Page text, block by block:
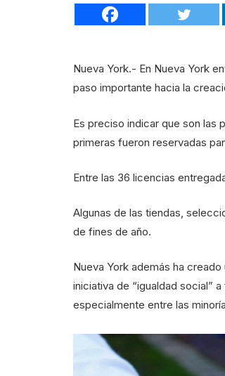
Nueva York.- En Nueva York
paso importante hacia la
Es preciso indicar que son las
primeras fueron reservadas
Entre las 36 licencias
Algunas de las tiendas,
de fines de año.
Nueva York además ha
iniciativa de “igualdad social”
especialmente entre las